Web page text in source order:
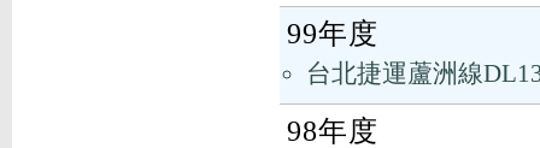
99年度
台北捷運蘆洲線
98年度